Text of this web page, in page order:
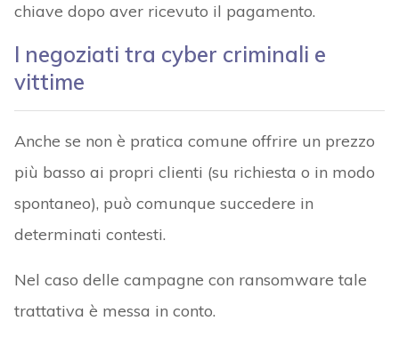
chiave dopo aver ricevuto il pagamento.
I negoziati tra cyber criminali e
vittime
Anche se non è pratica comune offrire un prezzo
più basso ai propri clienti (su richiesta o in modo
spontaneo), può comunque succedere in
determinati contesti.
Nel caso delle campagne con ransomware tale
trattativa è messa in conto.